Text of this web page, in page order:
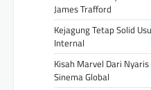
James Trafford
Kejagung Tetap Solid
Internal
Kisah Marvel Dari
Sinema Global